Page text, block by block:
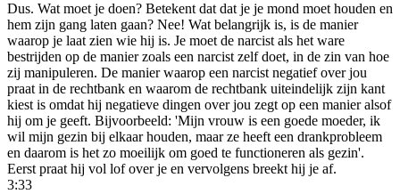
Dus. Wat moet je doen? Betekent dat dat je je mond moet houden en
hem zijn gang laten gaan? Nee! Wat belangrijk is, is de manier
waarop je laat zien wie hij is. Je moet de narcist als het ware
bestrijden op de manier zoals een narcist zelf doet, in de zin van hoe
zij manipuleren. De manier waarop een narcist negatief over jou
praat in de rechtbank en waarom de rechtbank uiteindelijk zijn kant
kiest is omdat hij negatieve dingen over jou zegt op een manier alsof
hij om je geeft. Bijvoorbeeld: 'Mijn vrouw is een goede moeder, ik
wil mijn gezin bij elkaar houden, maar ze heeft een drankprobleem
en daarom is het zo moeilijk om goed te functioneren als gezin'.
Eerst praat hij vol lof over je en vervolgens breekt hij je af.
3:33